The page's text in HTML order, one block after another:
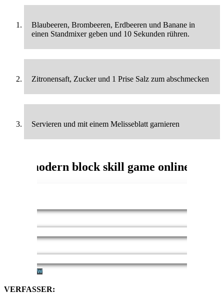
Blaubeeren, Brombeeren, Erdbeeren und Banane in
einen Standmixer geben und 10 Sekunden rühren.
Zitronensaft, Zucker und 1 Prise Salz zum abschmecken
Servieren und mit einem Melisseblatt garnieren
VERFASSER: